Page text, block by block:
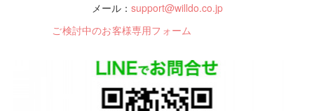
メール： support@willdo.co.jp
ご検討中のお客様専用フォーム